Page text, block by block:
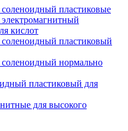
соленоидный пластиковые
кислот
соленоидный пластиковый
соленоидный нормально
пластиковый для
для высокого